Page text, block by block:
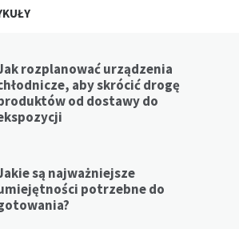
rozplanować urządzenia
aby skrócić drogę
od dostawy do
są najważniejsze
potrzebne do